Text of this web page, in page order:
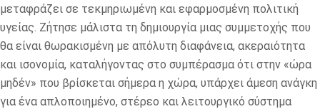
μεταφράζει σε τεκμηριωμένη και εφαρμοσμένη πολιτική
υγείας. Ζήτησε μάλιστα τη δημιουργία μιας συμμετοχής που
θα είναι θωρακισμένη με απόλυτη διαφάνεια, ακεραιότητα
και ισονομία, καταλήγοντας στο συμπέρασμα ότι στην «ώρα
μηδέν» που βρίσκεται σήμερα η χώρα, υπάρχει άμεση ανάγκη
για ένα απλοποιημένο, στέρεο και λειτουργικό σύστημα